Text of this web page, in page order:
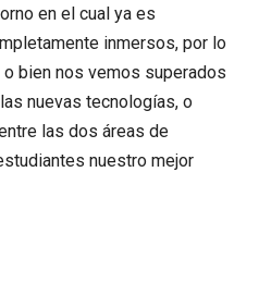
en el cual ya es
inmersos, por lo
bien nos vemos superados
nuevas tecnologías, o
las dos áreas de
nuestro mejor